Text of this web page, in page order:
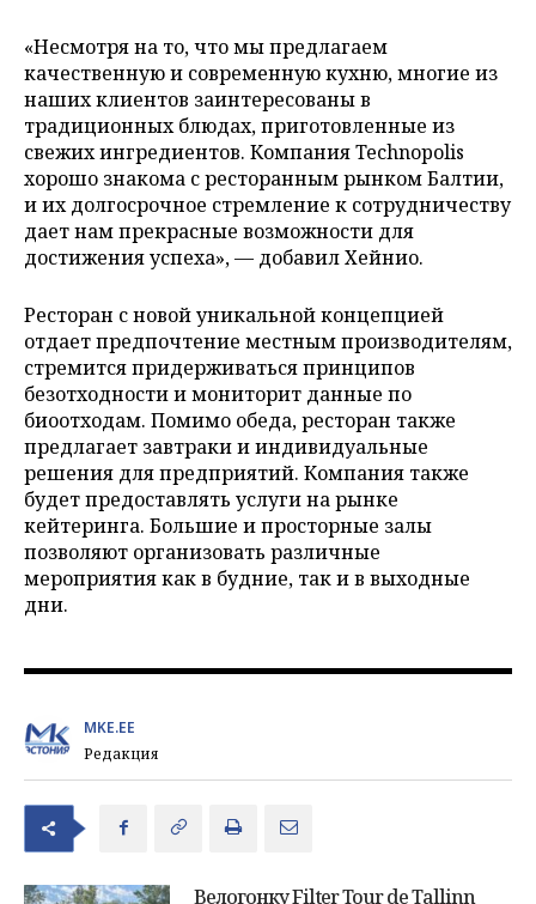
«Несмотря на то, что мы предлагаем
качественную и современную кухню, многие из
наших клиентов заинтересованы в
традиционных блюдах, приготовленные из
свежих ингредиентов. Компания Technopolis
хорошо знакома с ресторанным рынком Балтии,
и их долгосрочное стремление к сотрудничеству
дает нам прекрасные возможности для
достижения успеха», — добавил Хейнио.
Ресторан с новой уникальной концепцией
отдает предпочтение местным производителям,
стремится придерживаться принципов
безотходности и мониторит данные по
биоотходам. Помимо обеда, ресторан также
предлагает завтраки и индивидуальные
решения для предприятий. Компания также
будет предоставлять услуги на рынке
кейтеринга. Большие и просторные залы
позволяют организовать различные
мероприятия как в будние, так и в выходные
дни.
MKE.EE
Редакция
Велогонку Filter Tour de Tallinn